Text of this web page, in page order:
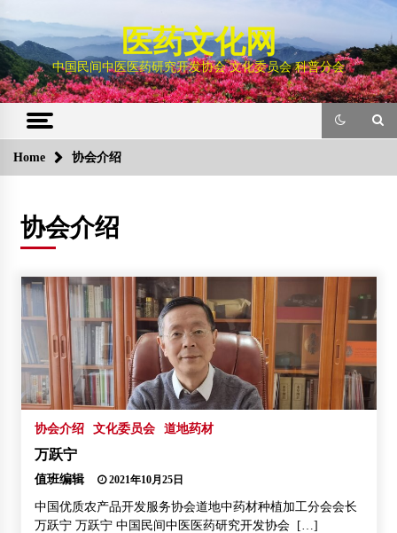
content
医药文化网
中国民间中医医药研究开发协会 文化委员会 科普分会
Home 协会介绍
协会介绍
协会介绍 文化委员会 道地药材
万跃宁
值班编辑 2021年10月25日
中国优质农产品开发服务协会道地中药材种植加工分会会长
万跃宁 万跃宁 中国民间中医医药研究开发协会 […]